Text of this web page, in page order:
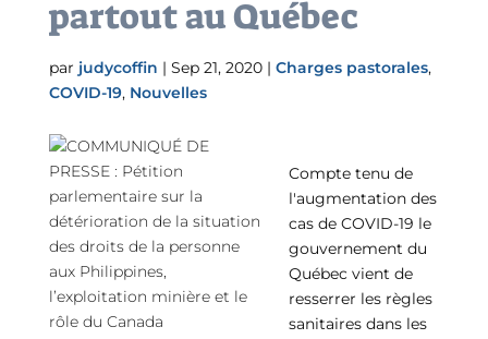
partout au Québec
par judycoffin | Sep 21, 2020| Charges pastorales,
COVID-19, Nouvelles
Compte tenu de
l'augmentation des
cas de COVID-19 le
gouvernement du
Québec vient de
resserrer les règles
sanitaires dans les